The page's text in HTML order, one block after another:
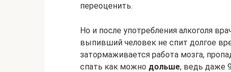
переоценить.
Но и после употребления алкоголя
выпивший человек не спит долгое
затормаживается работа мозга,
спать как можно дольше, ведь даже